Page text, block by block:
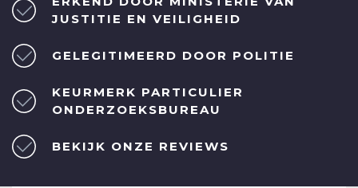
JUSTITIE EN VEILIGHEID
GELEGITIMEERD DOOR POLITIE
KEURMERK PARTICULIER
ONDERZOEKSBUREAU
BEKIJK ONZE REVIEWS